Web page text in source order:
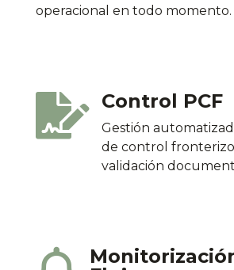
operacional en todo momento.
 Control PCF
Gestión
de control
validación